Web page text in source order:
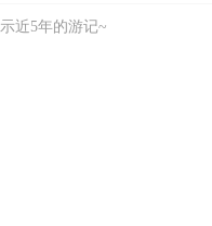
近5年的游记~